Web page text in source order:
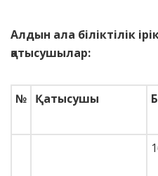
Алдын ала біліктілік
қатысушылар:
№ Қатысушы